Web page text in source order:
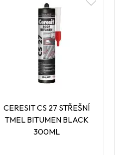
CERESIT CS 27 STŘEŠNÍ
TMEL BITUMEN BLACK
300ML